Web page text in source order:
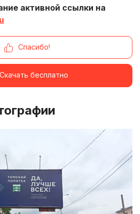
активной ссылки на
Спасибо!
Скачать бесплатно